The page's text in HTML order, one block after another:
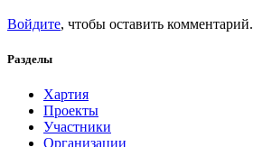
Войдите, чтобы оставить комментарий.
Разделы
Хартия
Проекты
Участники
Организации